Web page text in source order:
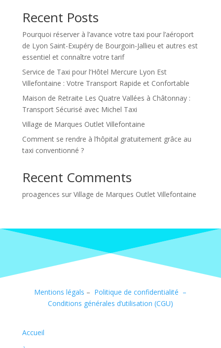
e
:
Recent Posts
Pourquoi réserver à l’avance votre taxi pour l’aéroport
de Lyon Saint-Exupéry de Bourgoin-Jallieu et autres est
essentiel et connaître votre tarif
Service de Taxi pour l’Hôtel Mercure Lyon Est
Villefontaine : Votre Transport Rapide et Confortable
Maison de Retraite Les Quatre Vallées à Châtonnay :
Transport Sécurisé avec Michel Taxi
Village de Marques Outlet Villefontaine
Comment se rendre à l’hôpital gratuitement grâce au
taxi conventionné ?
Recent Comments
proagences sur Village de Marques Outlet Villefontaine
Mentions légals – Politique de confidentialité –
Conditions générales d’utilisation (CGU)
Accueil